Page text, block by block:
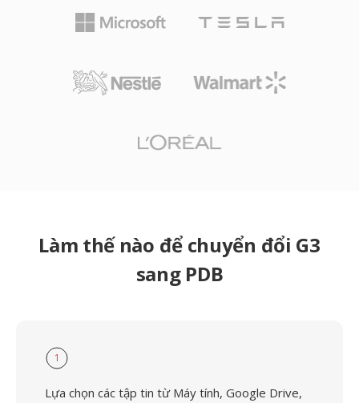
Làm thế nào để chuyển đổi G3
sang PDB
1
Lựa chọn các tập tin từ Máy tính, Google Drive,